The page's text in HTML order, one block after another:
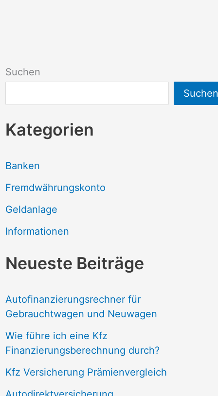
Suchen
Suchen
Kategorien
Banken
Fremdwährungskonto
Geldanlage
Informationen
Neueste Beiträge
Autofinanzierungsrechner für
Gebrauchtwagen und Neuwagen
Wie führe ich eine Kfz
Finanzierungsberechnung durch?
Kfz Versicherung Prämienvergleich